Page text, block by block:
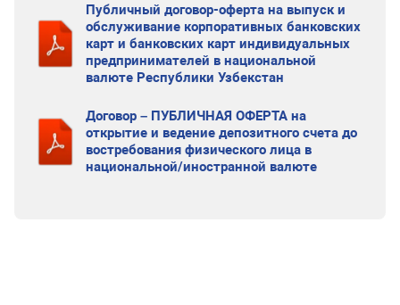
Публичный договор-оферта на выпуск и
обслуживание корпоративных банковских
карт и банковских карт индивидуальных
предпринимателей в национальной
валюте Республики Узбекстан
Договор – ПУБЛИЧНАЯ ОФЕРТА на
открытие и ведение депозитного счета до
востребования физического лица в
национальной/иностранной валюте